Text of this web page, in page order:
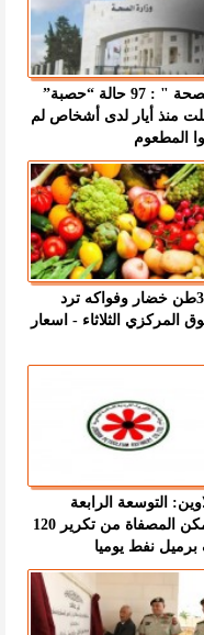
" الصحة " : 97 حالة “حصبة”
منذ أيار لدى أشخاص لم
المطعوم
3341طن خضار وفواكه ترد
المركزي الثلاثاء - اسعار
التوسعة الرابعة
ستمكن المصفاة من تكرير 120
برميل نفط يوميا